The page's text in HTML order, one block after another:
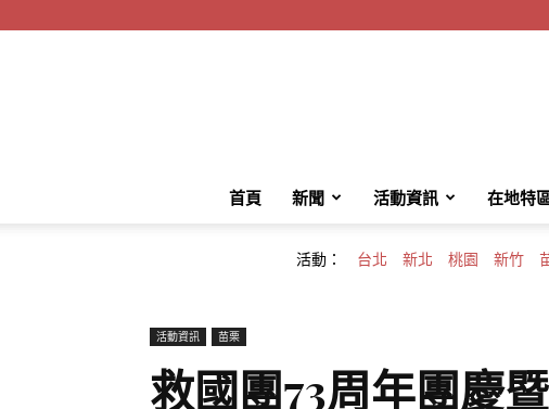
首頁 新聞 活動資訊 在地特
活動： 台北 新北 桃園 新竹
活動資訊 苗栗
救國團73周年團慶